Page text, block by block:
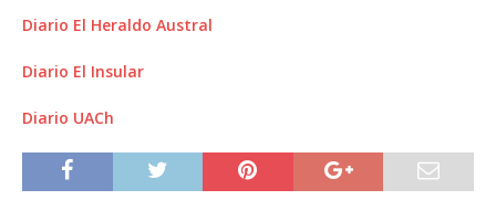
Diario El Heraldo Austral
Diario El Insular
Diario UACh